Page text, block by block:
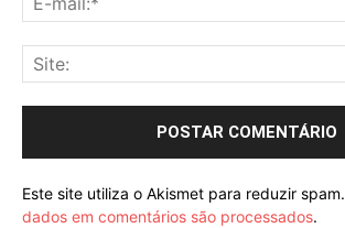
Este site utiliza o Akismet para reduzir spam.
dados em comentários são processados.